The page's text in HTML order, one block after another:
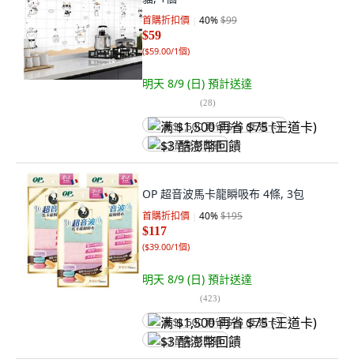
首購折扣價 40%$99
$59
($59.00/1個)
明天 8/9 (日) 預計送達
(28)
满 $1,500 再省 $75 (王道卡)
$3 酷澎幣回饋
OP 超音波馬卡龍瞬吸布 4條, 3包
首購折扣價 40%$195
$117
($39.00/1個)
明天 8/9 (日) 預計送達
(423)
满 $1,500 再省 $75 (王道卡)
$3 酷澎幣回饋